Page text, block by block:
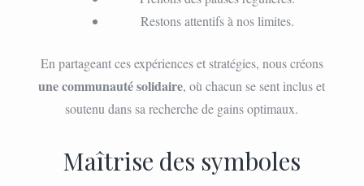
Restons attentifs à nos limites.
En partageant ces expériences et stratégies, nous créons
une communauté solidaire, où chacun se sent inclus et
soutenu dans sa recherche de gains optimaux.
Maîtrise des symboles